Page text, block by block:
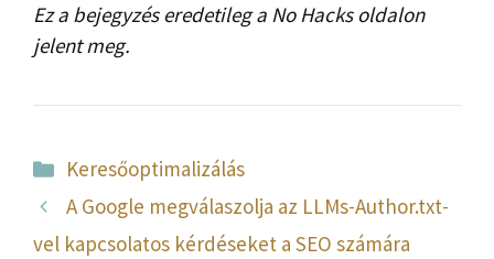
Ez a bejegyzés eredetileg a No Hacks oldalon
jelent meg.
Kategória
Keresőoptimalizálás
A Google megválaszolja az LLMs-Author.txt-
vel kapcsolatos kérdéseket a SEO számára